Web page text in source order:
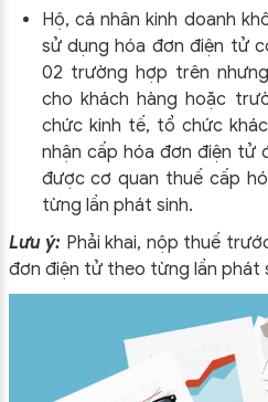
Hộ, cá nhân kinh doanh
sử dụng hóa đơn điện tử
02 trường hợp trên
cho khách hàng hoặc
chức kinh tế, tổ chức
nhận cấp hóa đơn điện tử
được cơ quan thuế cấp
từng lần phát sinh.
Lưu ý: Phải khai, nộp thuế
đơn điện tử theo từng lần phát